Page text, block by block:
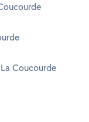
Coucourde